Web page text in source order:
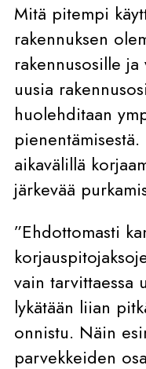
Mitä pitempi
rakennuksen
rakennusosille ja
uusia
huolehditaan
aikavälillä
järkevää
”Ehdottomasti
vain tarvittaessa
lykätään liian
onnistu. Näin
parvekkeiden